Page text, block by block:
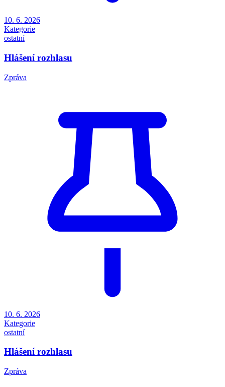
10. 6. 2026
Kategorie
ostatní
Hlášení rozhlasu
Zpráva
10. 6. 2026
Kategorie
ostatní
Hlášení rozhlasu
Zpráva